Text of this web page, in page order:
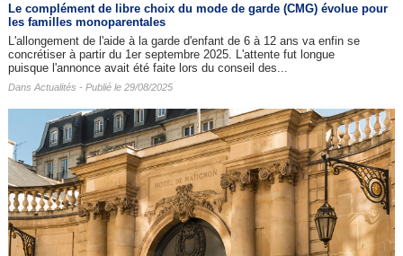
Le complément de libre choix du mode de garde (CMG) évolue pour
les familles monoparentales
L'allongement de l'aide à la garde d'enfant de 6 à 12 ans va enfin se
concrétiser à partir du 1er septembre 2025. L'attente fut longue
puisque l'annonce avait été faite lors du conseil des...
Dans Actualités - Publié le 29/08/2025